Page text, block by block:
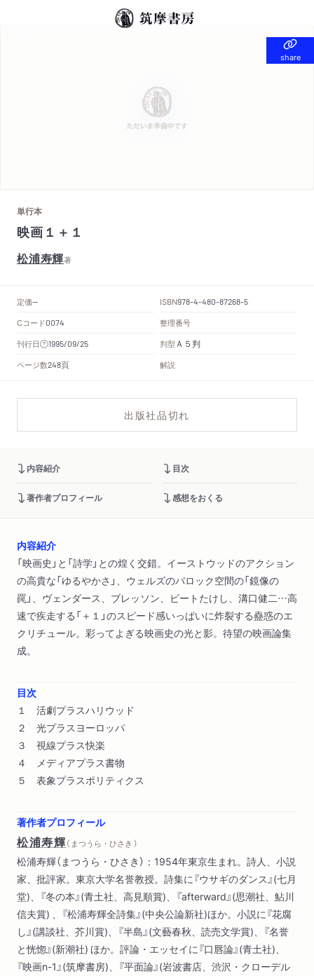
share
share
単行本
映画１＋１
松浦寿輝著
定価-- ISBN978-4-480-87268-5
Cコード0074
整理番号
刊行日
1995/09/25 判型 Ａ５判
ページ数248頁 解説
出版社品切れ
内容紹介 目次
著作者プロフィール 感想をおくる
内容紹介
「映画史」と「詩学」との煌く交錯。イーストウッドのアクション
の高貴な「ゆるやかさ」、ウェルズのバロック空間の「鏡像の
罠」、ヴェンダース、ブレッソン、ビートたけし、溝口健二…高
速で疾走する「＋１」のスピード感いっぱいに炸裂する蠱惑のエ
クリチュール。彩ってよぎる映画史の光と影。待望の映画論集
成。
目次
１ 活劇プラスハリウッド
２ 光プラスヨーロッパ
３ 視線プラス快楽
４ メディアプラス書物
５ 表象プラスポリティクス
著作者プロフィール
松浦寿輝（ まつうら・ひさき ）
松浦寿輝（まつうら・ひさき）：1954年東京生まれ。詩人、小説
家、批評家。東京大学名誉教授。詩集に『ウサギのダンス』(七月
堂)、『冬の本』(青土社、高見順賞)、『afterward』(思潮社、鮎川
信夫賞) 、『松浦寿輝全詩集』(中央公論新社)ほか。小説に『花腐
し』(講談社、芥川賞)、『半島』(文藝春秋、読売文学賞)、『名誉
と恍惚』(新潮社) ほか。評論・エッセイに『口唇論』(青土社)、
『映画n-1』(筑摩書房)、『平面論』(岩波書店、渋沢・クローデル